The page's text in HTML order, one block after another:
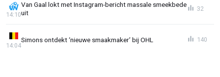
Van Gaal lokt met Instagram-bericht massale smeekbede
uit
14:10
32
Simons ontdekt ‘nieuwe smaakmaker’ bij OHL
14:04
140